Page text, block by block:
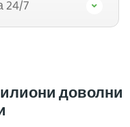
24/7
доволни